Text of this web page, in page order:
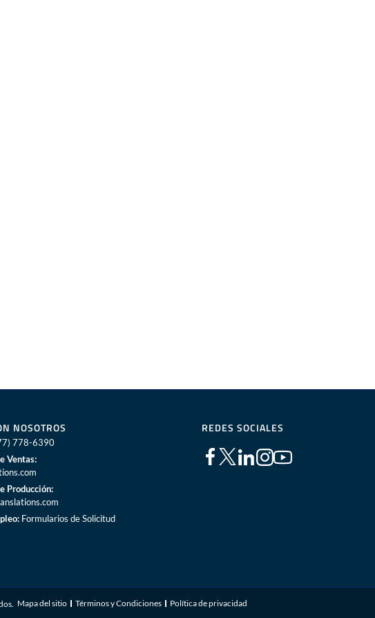
NOSOTROS
778-6390
Ventas:
Producción:
Formularios de Solicitud
REDES SOCIALES
Mapa del sitio Términos y Condiciones Política de privacidad